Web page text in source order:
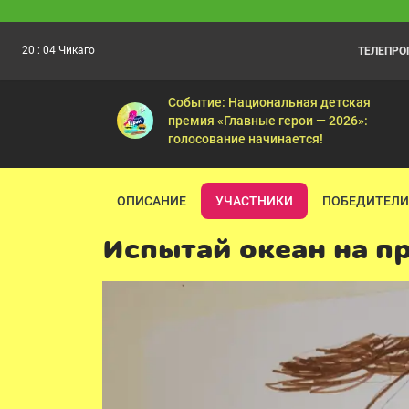
10 ЛЕТ ВОЛШЕБСТВА.
Долгие сборы — Тайна Лукоморья —
20 : 04 Чикаго
Событие: Национальная детская
премия «Главные герои — 2026»:
голосование начинается!
ОПИСАНИЕ УЧАСТНИКИ ПОБЕДИТЕЛИ
Испытай океан на